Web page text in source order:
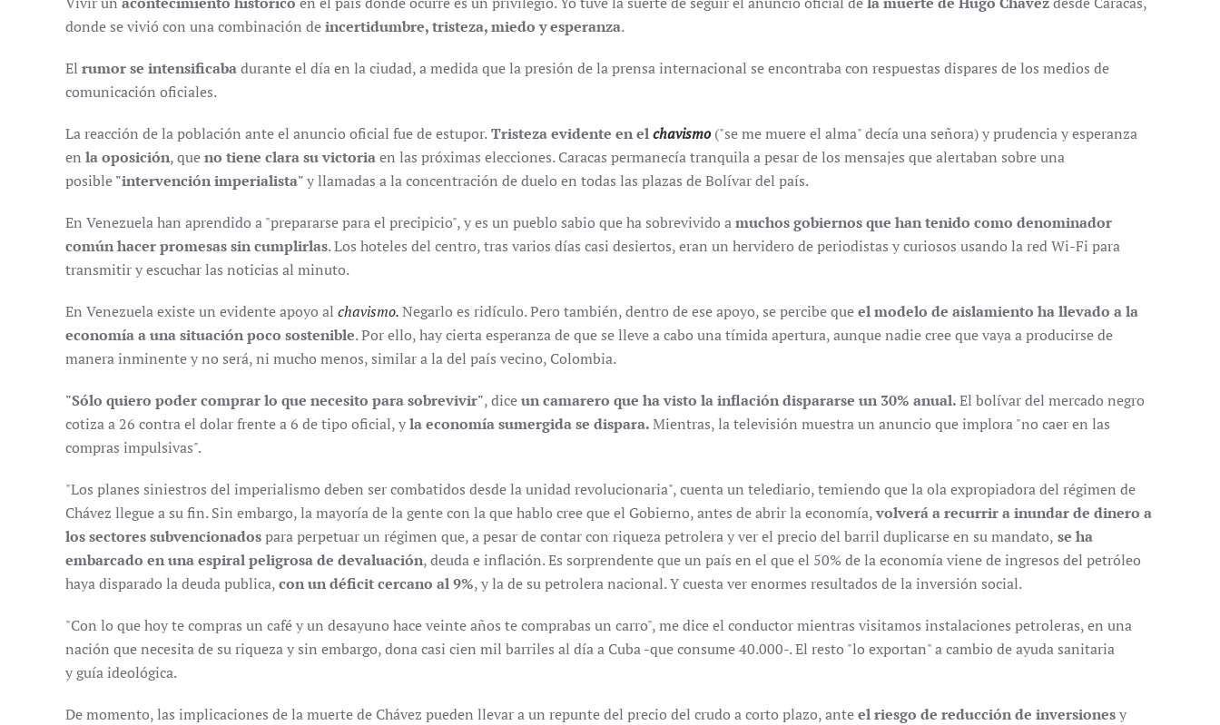
donde se vivió con una combinación deincertidumbre, tristeza, miedo y esperanza.
El rumor se intensificabadurante el día en la ciudad, a medida que la presión de la prensa internacional se encontraba con respuestas dispares de los medios de
comunicación oficiales.
La reacción de la población ante el anuncio oficial fue de estupor.Tristeza evidente en elchavismo("se me muere el alma" decía una señora) y prudencia y esperanza
en la oposición, queno tiene clara su victoriaen las próximas elecciones. Caracas permanecía tranquila a pesar de los mensajes que alertaban sobre una
posible"intervención imperialista"y llamadas a la concentración de duelo en todas las plazas de Bolívar del país.
En Venezuela han aprendido a "prepararse para el precipicio", y es un pueblo sabio que ha sobrevivido amuchos gobiernos que han tenido como denominador
común hacer promesas sin cumplirlas. Los hoteles del centro, tras varios días casi desiertos, eran un hervidero de periodistas y curiosos usando la red Wi-Fi para
transmitir y escuchar las noticias al minuto.
En Venezuela existe un evidente apoyo al chavismo.Negarlo es ridículo. Pero también, dentro de ese apoyo, se percibe queel modelo de aislamiento ha llevado a la
economía a una situación poco sostenible. Por ello, hay cierta esperanza de que se lleve a cabo una tímida apertura, aunque nadie cree que vaya a producirse de
manera inminente y no será, ni mucho menos, similar a la del país vecino, Colombia.
"Sólo quiero poder comprar lo que necesito para sobrevivir", diceun camarero que ha visto la inflación dispararse un 30% anual.El bolívar del mercado negro
cotiza a 26 contra el dolar frente a 6 de tipo oficial, yla economía sumergida se dispara.Mientras, la televisión muestra un anuncio que implora "no caer en las
compras impulsivas".
"Los planes siniestros del imperialismo deben ser combatidos desde la unidad revolucionaria", cuenta un telediario, temiendo que la ola expropiadora del régimen de
Chávez llegue a su fin. Sin embargo, la mayoría de la gente con la que hablo cree que el Gobierno, antes de abrir la economía,volverá a recurrir a inundar de dinero a
los sectores subvencionadospara perpetuar un régimen que, a pesar de contar con riqueza petrolera y ver el precio del barril duplicarse en su mandato, se ha
embarcado en una espiral peligrosa de devaluación, deuda e inflación. Es sorprendente que un país en el que el 50% de la economía viene de ingresos del petróleo
haya disparado la deuda publica,con un déficit cercano al 9%, y la de su petrolera nacional. Y cuesta ver enormes resultados de la inversión social.
"Con lo que hoy te compras un café y un desayuno hace veinte años te comprabas un carro", me dice el conductor mientras visitamos instalaciones petroleras, en una
nación que necesita de su riqueza y sin embargo, dona casi cien mil barriles al día a Cuba -que consume 40.000-. El resto "lo exportan" a cambio de ayuda sanitaria
y guía ideológica.
De momento, las implicaciones de la muerte de Chávez pueden llevar a un repunte del precio del crudo a corto plazo, anteel riesgo de reducción de inversionesy